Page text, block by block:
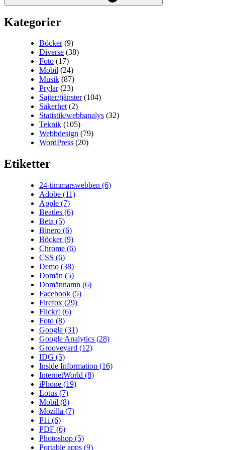
Kategorier
Böcker(9)
Diverse (38)
Foto (17)
Mobil (24)
Musik (87)
Prylar(23)
Sajter/tjänster(104)
Säkerhet(2)
Statistik/webbanalys (32)
Teknik (105)
Webbdesign (79)
WordPress (20)
Etiketter
24-timmarswebben (6)
Adobe (11)
Apple (7)
Beatles (6)
Beta (5)
Binero (6)
Böcker(9)
Chrome (6)
CSS (6)
Demo (38)
Domän (5)
Domännamn (6)
Facebook (5)
Firefox (29)
Flickr! (6)
Foto (8)
Google (31)
Google Analytics (28)
Grooveyard (12)
IDG (5)
Inside Information (16)
InternetWorld (8)
iPhone (19)
Lotus (7)
Mobil (8)
Mozilla (7)
P1i (6)
PDF (6)
Photoshop (5)
Portable apps (9)